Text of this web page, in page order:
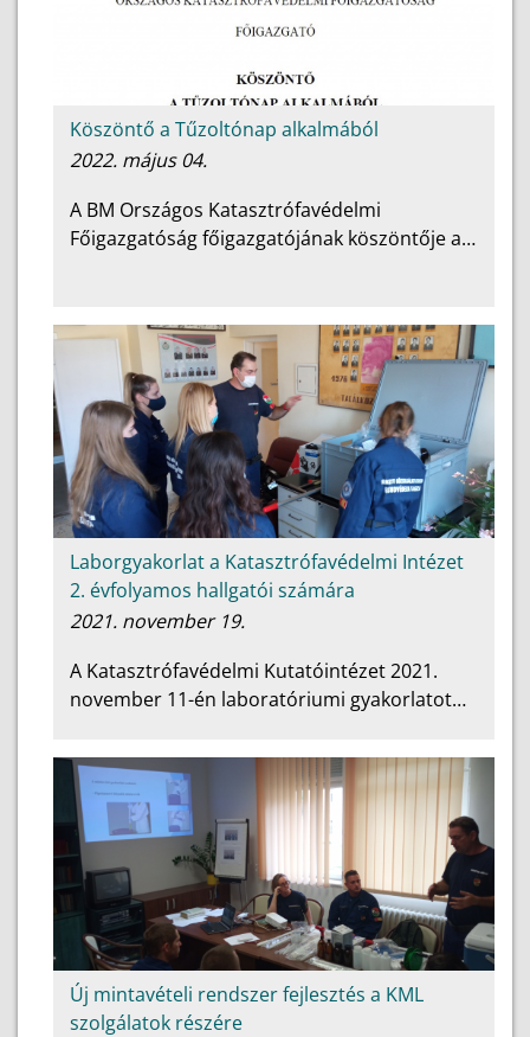
Köszöntő a Tűzoltónap alkalmából
2022. május 04.
A BM Országos Katasztrófavédelmi
Főigazgatóság főigazgatójának köszöntője a…
Laborgyakorlat a Katasztrófavédelmi Intézet
2. évfolyamos hallgatói számára
2021. november 19.
A Katasztrófavédelmi Kutatóintézet 2021.
november 11-én laboratóriumi gyakorlatot…
Új mintavételi rendszer fejlesztés a KML
szolgálatok részére